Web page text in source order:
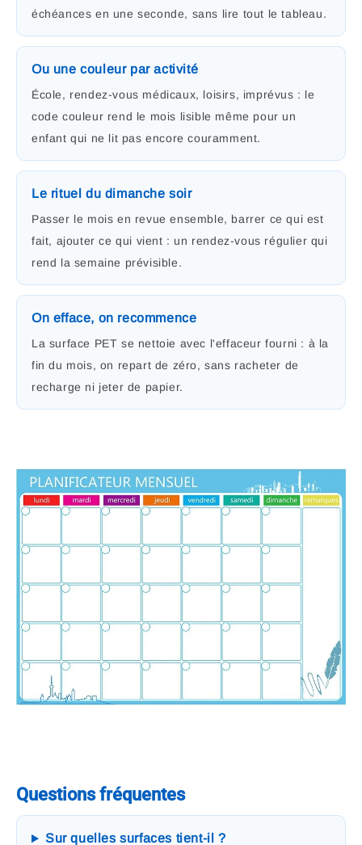
échéances en une seconde, sans lire tout le tableau.
Ou une couleur par activité
École, rendez-vous médicaux, loisirs, imprévus : le
code couleur rend le mois lisible même pour un
enfant qui ne lit pas encore couramment.
Le rituel du dimanche soir
Passer le mois en revue ensemble, barrer ce qui est
fait, ajouter ce qui vient : un rendez-vous régulier qui
rend la semaine prévisible.
On efface, on recommence
La surface PET se nettoie avec l'effaceur fourni : à la
fin du mois, on repart de zéro, sans racheter de
recharge ni jeter de papier.
Questions fréquentes
Sur quelles surfaces tient-il ?